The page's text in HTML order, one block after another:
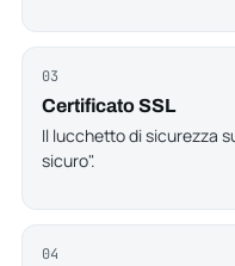
03
Certificato SSL
Il lucchetto di sicurezza
sicuro".
04